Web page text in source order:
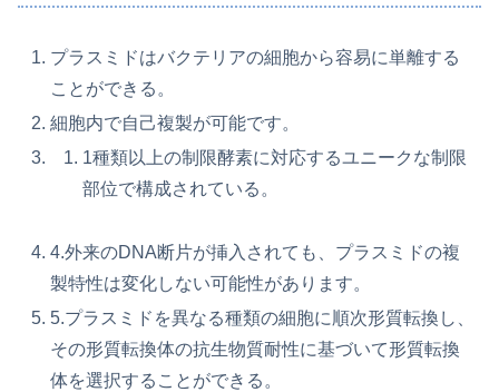
プラスミドはバクテリアの細胞から容易に単離する
ことができる。
細胞内で自己複製が可能です。
1種類以上の制限酵素に対応するユニークな制限
部位で構成されている。
4.外来のDNA断片が挿入されても、プラスミドの複
製特性は変化しない可能性があります。
5.プラスミドを異なる種類の細胞に順次形質転換し、
その形質転換体の抗生物質耐性に基づいて形質転換
体を選択することができる。